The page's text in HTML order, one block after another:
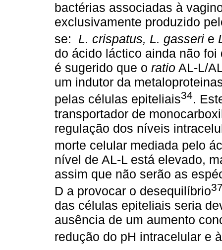
bactérias associadas à
exclusivamente produzido
se: L. crispatus, L. gasseri e
do ácido láctico ainda não
é sugerido que o ratio AL-L/
um indutor da
pelas células epiteliais34.
transportador de
regulação dos níveis
morte celular mediada pelo
nível de AL-L está elevado,
assim que não serão as
D a provocar o desequilíbrio
das células epiteliais seria
ausência de um aumento
redução do pH intracelular e